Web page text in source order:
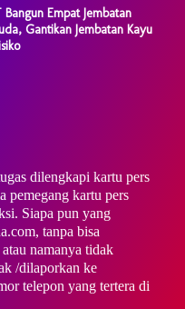
Bangun Empat Jembatan
Gantikan Jembatan Kayu
dilengkapi kartu pers
pemegang kartu pers
Siapa pun yang
tanpa bisa
namanya tidak
/dilaporkan ke
telepon yang tertera di